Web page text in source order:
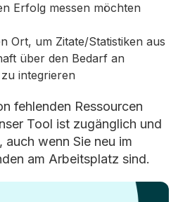
Erfolg messen möchten
Ort, um Zitate/Statistiken aus
über den Bedarf an
integrieren
fehlenden Ressourcen
Tool ist zugänglich und
wenn Sie neu im
am Arbeitsplatz sind.